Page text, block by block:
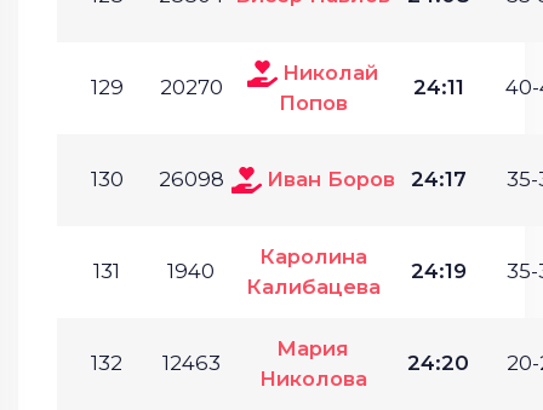
129 20270
Николай
Попов
24:11 40-
130 26098 Иван Боров 24:17 35-
131 1940
Каролина
Калибацева
24:19 35-
132 12463
Мария
Николова
24:20 20-